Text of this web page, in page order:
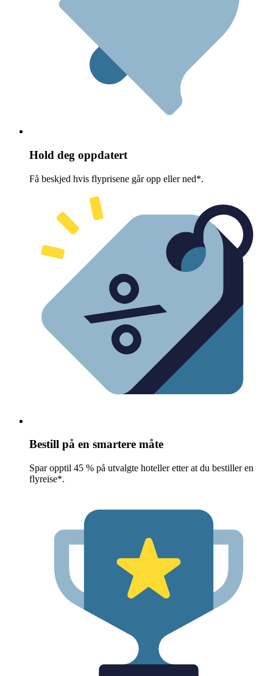
Hold deg oppdatert
Få beskjed hvis flyprisene går opp eller ned*.
Bestill på en smartere måte
Spar opptil 45 % på utvalgte hoteller etter at du bestiller en
flyreise*.